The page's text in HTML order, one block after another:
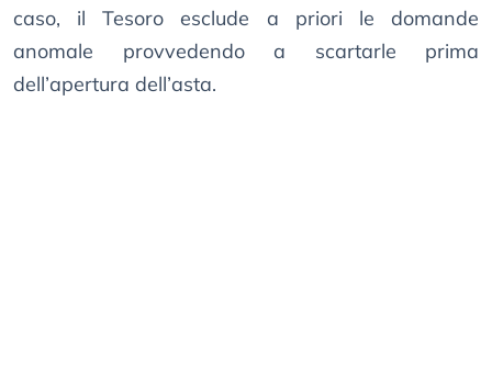
caso, il Tesoro esclude a priori le domande
anomale provvedendo a scartarle prima
dell’apertura dell’asta.